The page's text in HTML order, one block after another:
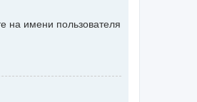
на имени пользователя